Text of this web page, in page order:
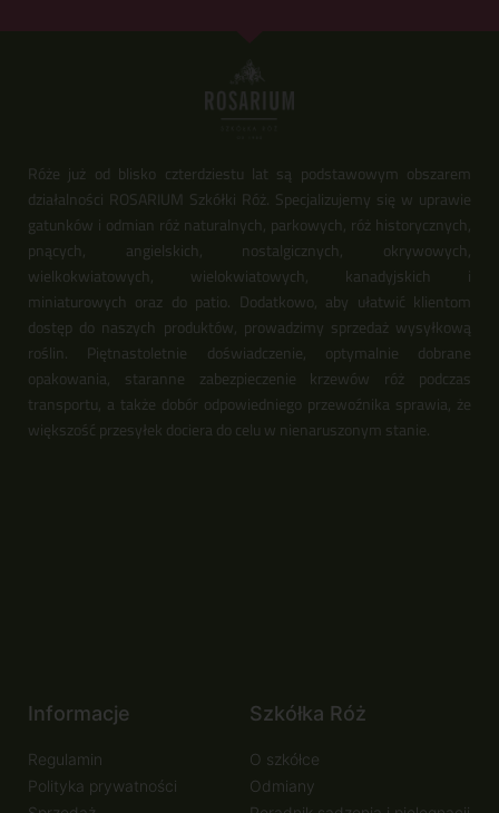
Róże już od blisko czterdziestu lat są podstawowym obszarem
działalności ROSARIUM Szkółki Róż. Specjalizujemy się w uprawie
gatunków i odmian róż naturalnych, parkowych, róż historycznych,
pnących, angielskich, nostalgicznych, okrywowych,
wielkokwiatowych, wielokwiatowych, kanadyjskich i
miniaturowych oraz do patio. Dodatkowo, aby ułatwić klientom
dostęp do naszych produktów, prowadzimy sprzedaż wysyłkową
roślin. Piętnastoletnie doświadczenie, optymalnie dobrane
opakowania, staranne zabezpieczenie krzewów róż podczas
transportu, a także dobór odpowiedniego przewoźnika sprawia, że
większość przesyłek dociera do celu w nienaruszonym stanie.
Informacje
Regulamin
Polityka prywatności
Szkółka Róż
O szkółce
Odmiany